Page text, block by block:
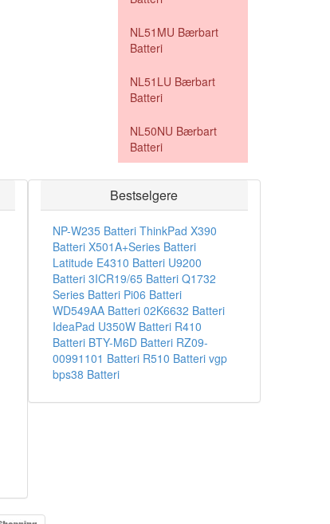
NL51MU Bærbart
Batteri
NL51LU Bærbart
Batteri
NL50NU Bærbart
Batteri
Bestselgere
NP-W235 Batteri ThinkPad X390
Batteri X501A+Series Batteri
Latitude E4310 Batteri U9200
Batteri 3ICR19/65 Batteri Q1732
Series Batteri Pi06 Batteri
WD549AA Batteri 02K6632 Batteri
IdeaPad U350W Batteri R410
Batteri BTY-M6D Batteri RZ09-
00991101 Batteri R510 Batteri vgp
bps38 Batteri